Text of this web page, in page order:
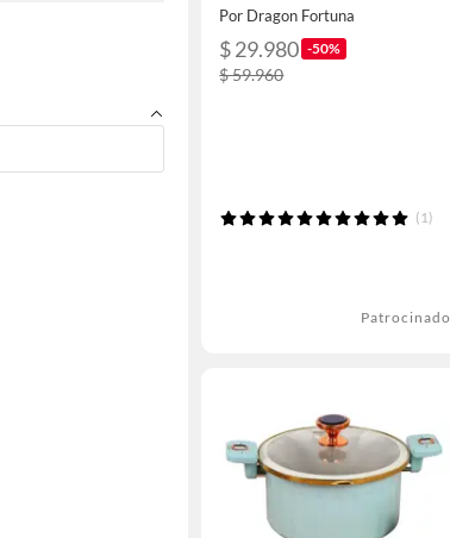
Por Dragon Fortuna
$ 29.980 -50%
$ 59.960
(1)
Patrocinado